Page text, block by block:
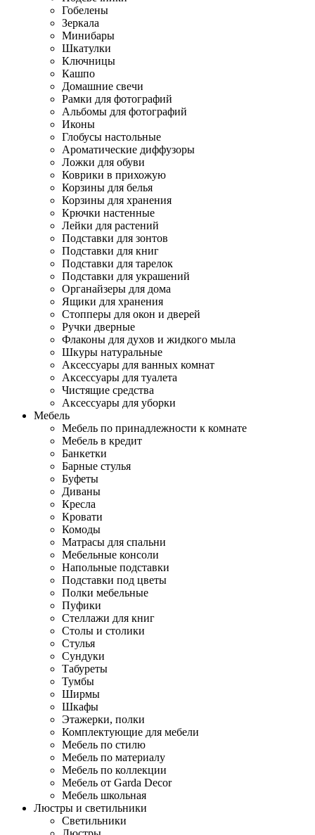
Гобелены
Зеркала
Минибары
Шкатулки
Ключницы
Кашпо
Домашние свечи
Рамки для фотографий
Альбомы для фотографий
Иконы
Глобусы настольные
Ароматические диффузоры
Ложки для обуви
Коврики в прихожую
Корзины для белья
Корзины для хранения
Крючки настенные
Лейки для растений
Подставки для зонтов
Подставки для книг
Подставки для тарелок
Подставки для украшений
Органайзеры для дома
Ящики для хранения
Стопперы для окон и дверей
Ручки дверные
Флаконы для духов и жидкого мыла
Шкуры натуральные
Аксессуары для ванных комнат
Аксессуары для туалета
Чистящие средства
Аксессуары для уборки
Мебель
Мебель по принадлежности к комнате
Мебель в кредит
Банкетки
Барные стулья
Буфеты
Диваны
Кресла
Кровати
Комоды
Матрасы для спальни
Мебельные консоли
Напольные подставки
Подставки под цветы
Полки мебельные
Пуфики
Стеллажи для книг
Столы и столики
Стулья
Сундуки
Табуреты
Тумбы
Ширмы
Шкафы
Этажерки, полки
Комплектующие для мебели
Мебель по стилю
Мебель по материалу
Мебель по коллекции
Мебель от Garda Decor
Мебель школьная
Люстры и светильники
Светильники